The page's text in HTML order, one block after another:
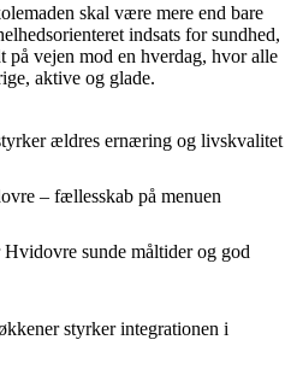
skal være mere end bare
indsats for sundhed,
vejen mod en hverdag, hvor alle
aktive og glade.
ældres ernæring og livskvalitet
– fællesskab på menuen
sunde måltider og god
styrker integrationen i